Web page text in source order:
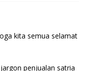
kita semua selamat
penjualan satria